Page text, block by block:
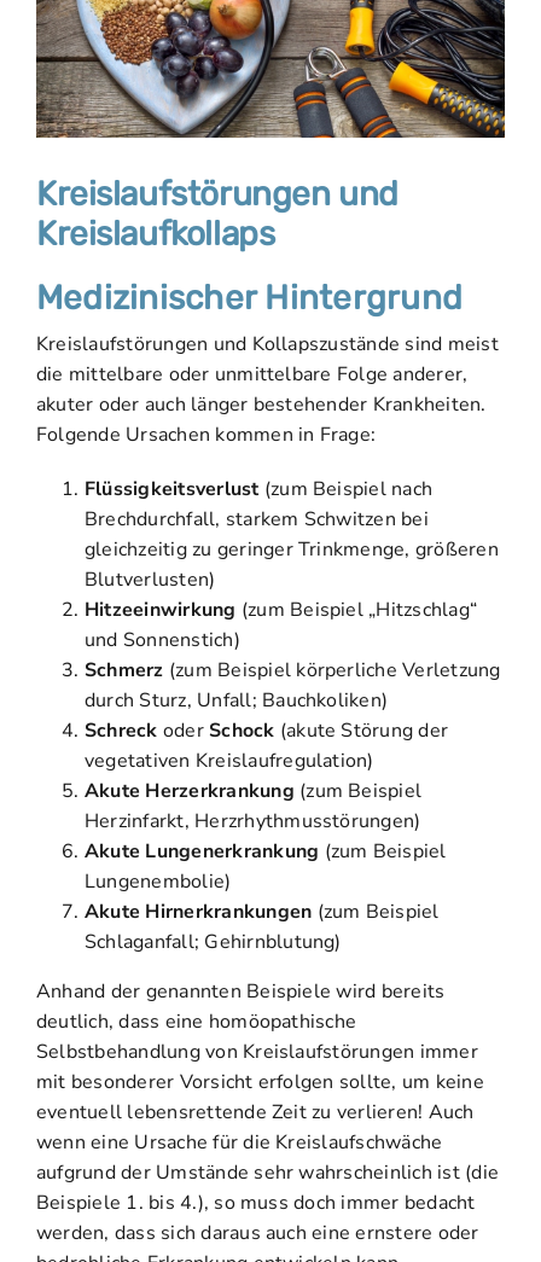
Kreislaufstörungen und
Kreislaufkollaps
Medizinischer Hintergrund
Kreislaufstörungen und Kollapszustände sind meist
die mittelbare oder unmittelbare Folge anderer,
akuter oder auch länger bestehender Krankheiten.
Folgende Ursachen kommen in Frage:
Flüssigkeitsverlust(zum Beispiel nach
Brechdurchfall, starkem Schwitzen bei
gleichzeitig zu geringer Trinkmenge, größeren
Blutverlusten)
Hitzeeinwirkung (zum Beispiel „Hitzschlag“
und Sonnenstich)
Schmerz (zum Beispiel körperliche Verletzung
durch Sturz, Unfall; Bauchkoliken)
Schreck oderSchock (akute Störung der
vegetativen Kreislaufregulation)
Akute Herzerkrankung (zum Beispiel
Herzinfarkt, Herzrhythmusstörungen)
Akute Lungenerkrankung (zum Beispiel
Lungenembolie)
Akute Hirnerkrankungen (zum Beispiel
Schlaganfall; Gehirnblutung)
Anhand der genannten Beispiele wird bereits
deutlich, dass eine homöopathische
Selbstbehandlung von Kreislaufstörungen immer
mit besonderer Vorsicht erfolgen sollte, um keine
eventuell lebensrettende Zeit zu verlieren! Auch
wenn eine Ursache für die Kreislaufschwäche
aufgrund der Umstände sehr wahrscheinlich ist (die
Beispiele 1. bis 4.), so muss doch immer bedacht
werden, dass sich daraus auch eine ernstere oder